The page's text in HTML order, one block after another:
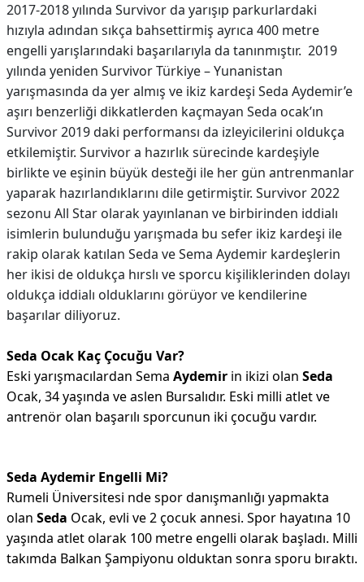
2017-2018 yılında Survivor da yarışıp parkurlardaki
hızıyla adından sıkça bahsettirmiş ayrıca 400 metre
engelli yarışlarındaki başarılarıyla da tanınmıştır. 2019
yılında yeniden Survivor Türkiye – Yunanistan
yarışmasında da yer almış ve ikiz kardeşi Seda Aydemir’e
aşırı benzerliği dikkatlerden kaçmayan Seda ocak’ın
Survivor 2019 daki performansı da izleyicilerini oldukça
etkilemiştir. Survivor a hazırlık sürecinde kardeşiyle
birlikte ve eşinin büyük desteği ile her gün antrenmanlar
yaparak hazırlandıklarını dile getirmiştir. Survivor 2022
sezonu All Star olarak yayınlanan ve birbirinden iddialı
isimlerin bulunduğu yarışmada bu sefer ikiz kardeşi ile
rakip olarak katılan Seda ve Sema Aydemir kardeşlerin
her ikisi de oldukça hırslı ve sporcu kişiliklerinden dolayı
oldukça iddialı olduklarını görüyor ve kendilerine
başarılar diliyoruz.
Seda Ocak Kaç Çocuğu Var?
Eski yarışmacılardan Sema Aydemir in ikizi olan Seda
Ocak, 34 yaşında ve aslen Bursalıdır. Eski milli atlet ve
antrenör olan başarılı sporcunun iki çocuğu vardır.
Seda Aydemir Engelli Mi?
Rumeli Üniversitesi nde spor danışmanlığı yapmakta
olan Seda Ocak, evli ve 2 çocuk annesi. Spor hayatına 10
yaşında atlet olarak 100 metre engelli olarak başladı. Milli
takımda Balkan Şampiyonu olduktan sonra sporu bıraktı.